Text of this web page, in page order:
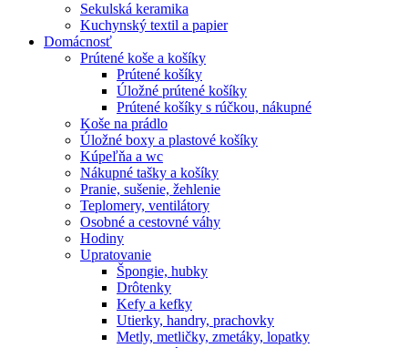
Sekulská keramika
Kuchynský textil a papier
Domácnosť
Prútené koše a košíky
Prútené košíky
Úložné prútené košíky
Prútené košíky s rúčkou, nákupné
Koše na prádlo
Úložné boxy a plastové košíky
Kúpeľňa a wc
Nákupné tašky a košíky
Pranie, sušenie, žehlenie
Teplomery, ventilátory
Osobné a cestovné váhy
Hodiny
Upratovanie
Špongie, hubky
Drôtenky
Kefy a kefky
Utierky, handry, prachovky
Metly, metličky, zmetáky, lopatky